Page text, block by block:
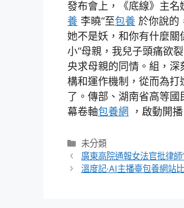
發布會上，《底線》主名
養 李曉“至包養 於你說的
她不是妖，和你有什麼關
小“母親，我兒子頭痛欲
央求母親的同情。組，深
構和運作機制，從而為
了。傳部、湖南省高等
幕卷軸包養網 ，啟動開播
分
類
未分類
廣東高院通報女法官批律
溫度記·AI主播臺包養網站